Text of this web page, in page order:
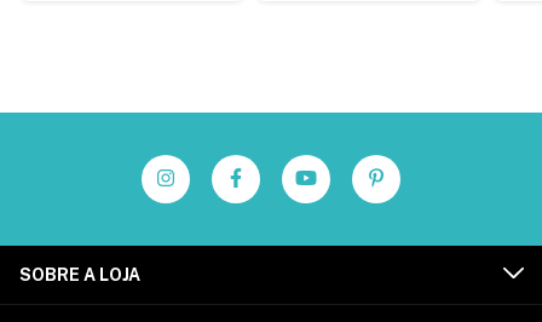
SOBRE A LOJA